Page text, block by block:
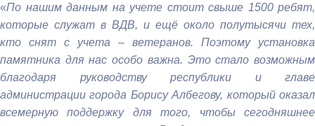
«По нашим данным на учете стоит свыше 1500 ребят,
которые служат в ВДВ, и ещё около полутысячи тех,
кто снят с учета – ветеранов. Поэтому установка
памятника для нас особо важна. Это стало возможным
благодаря руководству республики и главе
администрации города Борису Албегову, который оказал
всемерную поддержку для того, чтобы сегодняшнее